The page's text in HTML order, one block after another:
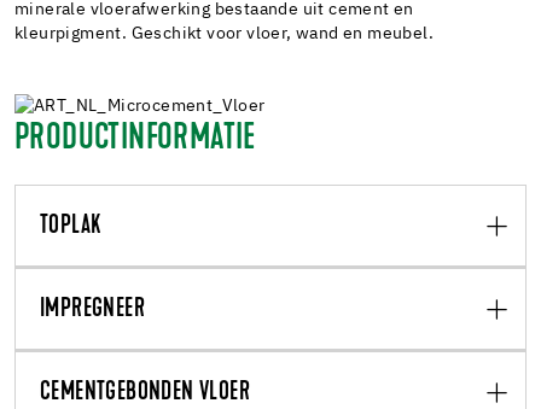
minerale vloerafwerking bestaande uit cement en
kleurpigment. Geschikt voor vloer, wand en meubel.
PRODUCTINFORMATIE
TOPLAK
IMPREGNEER
CEMENTGEBONDEN VLOER